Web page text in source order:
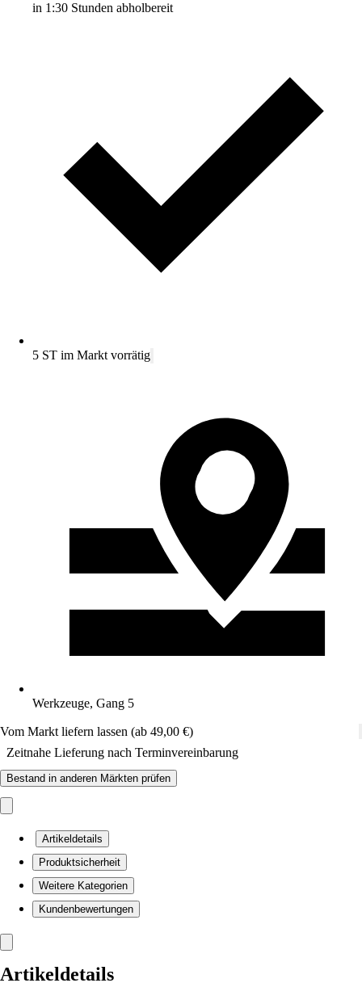
in 1:30 Stunden abholbereit
5 ST im Markt vorrätig
Werkzeuge, Gang 5
Vom Markt liefern lassen (ab 49,00 €)
Zeitnahe Lieferung nach Terminvereinbarung
Bestand in anderen Märkten prüfen
Artikeldetails
Produktsicherheit
Weitere Kategorien
Kundenbewertungen
Artikeldetails